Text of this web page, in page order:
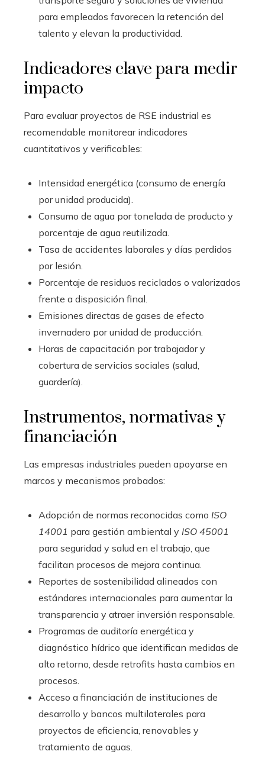
para empleados favorecen la retención del
talento y elevan la productividad.
Indicadores clave para medir
impacto
Para evaluar proyectos de RSE industrial es
recomendable monitorear indicadores
cuantitativos y verificables:
Intensidad energética (consumo de energía
por unidad producida).
Consumo de agua por tonelada de producto y
porcentaje de agua reutilizada.
Tasa de accidentes laborales y días perdidos
por lesión.
Porcentaje de residuos reciclados o valorizados
frente a disposición final.
Emisiones directas de gases de efecto
invernadero por unidad de producción.
Horas de capacitación por trabajador y
cobertura de servicios sociales (salud,
guardería).
Instrumentos, normativas y
financiación
Las empresas industriales pueden apoyarse en
marcos y mecanismos probados:
Adopción de normas reconocidas como ISO
14001 para gestión ambiental y ISO 45001
para seguridad y salud en el trabajo, que
facilitan procesos de mejora continua.
Reportes de sostenibilidad alineados con
estándares internacionales para aumentar la
transparencia y atraer inversión responsable.
Programas de auditoría energética y
diagnóstico hídrico que identifican medidas de
alto retorno, desde retrofits hasta cambios en
procesos.
Acceso a financiación de instituciones de
desarrollo y bancos multilaterales para
proyectos de eficiencia, renovables y
tratamiento de aguas.